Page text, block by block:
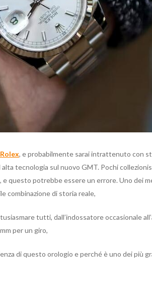
, e probabilmente sarai intrattenuto con
tecnologia sul nuovo GMT. Pochi
questo potrebbe essere un errore. Uno dei
combinazione di storia reale,
tutti, dall’indossatore occasionale
per un giro,
di questo orologio e perché è uno dei più